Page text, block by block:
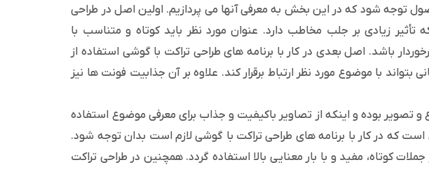
توجه شود که در این بخش به معرفی آنها می پردازیم. اولین اصل در طراحی
زیادی بر جلب مخاطب دارد. عنوان مورد نظر باید کوتاه و متناسب با
باشد. اصل بعدی در کار با برنامه های طراحی تراکت با گوشی استفاده از
با موضوع مورد نظر ارتباط برقرار کند. علاوه بر آن جذابیت فونت ها نیز
تصویر بوده و اینکه از تصاویر باکیفیت و جذاب برای معرفی موضوع استفاده
که در کار با برنامه های طراحی تراکت با گوشی لازم است بدان توجه شود.
کوتاه، مفید و با بار معنایی بالا استفاده گردد. همچنین در طراحی تراکت